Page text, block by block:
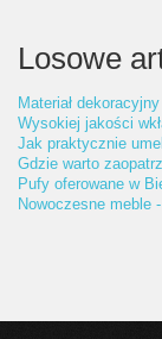
Losowe
Materiał
Wysokiej jakości
Jak praktycznie
Gdzie warto
Pufy oferowane w
Nowoczesne meble